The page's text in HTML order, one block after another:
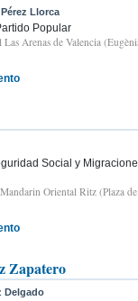
Llorca
Popular
Las Arenas de Valencia
Social y
Oriental Ritz (Plaza
Zapatero
Delgado